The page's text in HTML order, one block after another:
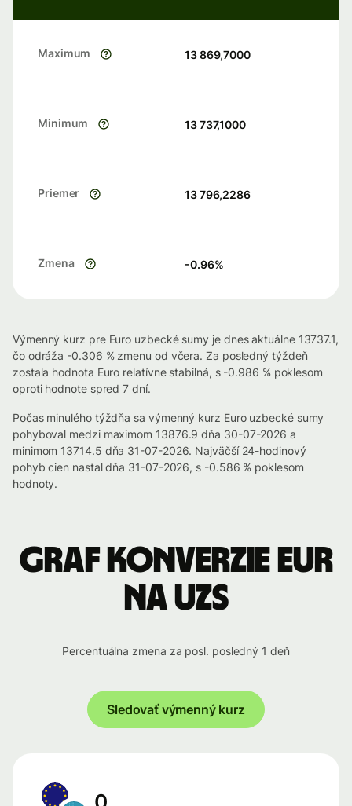
Maximum 13 869,7000
Minimum 13 737,1000
Priemer 13 796,2286
Zmena -0.96%
Výmenný kurz pre Euro uzbecké sumy je dnes aktuálne 13737.1,
čo odráža -0.306 % zmenu od včera. Za posledný týždeň
zostala hodnota Euro relatívne stabilná, s -0.986 % poklesom
oproti hodnote spred 7 dní.
Počas minulého týždňa sa výmenný kurz Euro uzbecké sumy
pohyboval medzi maximom 13876.9 dňa 30-07-2026 a
minimom 13714.5 dňa 31-07-2026. Najväčší 24-hodinový
pohyb cien nastal dňa 31-07-2026, s -0.586 % poklesom
hodnoty.
Graf konverzie EUR
na UZS
Percentuálna zmena za posl. posledný 1 deň
Sledovať výmenný kurz